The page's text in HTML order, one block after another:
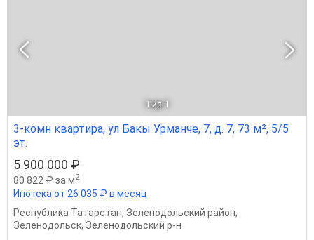
1 из 1
3-комн квартира, ул Бакы Урманче, 7, д. 7, 73 м², 5/5
эт.
5 900 000 ₽
80 822 ₽ за м2
Ипотека от 26 035 ₽ в месяц
Республика Татарстан, Зеленодольский район,
Зеленодольск, Зеленодольский р-н